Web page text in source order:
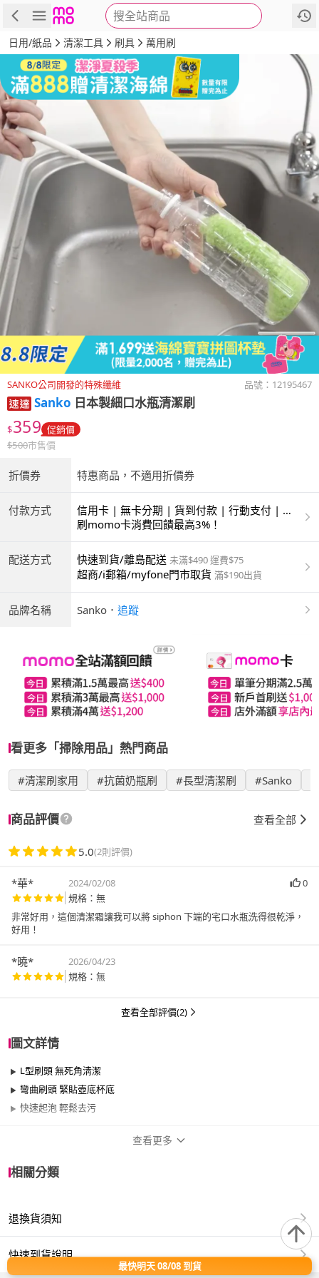
搜全站商品
商品 評價 詳情
日用/紙品 清潔工具 刷具 萬用刷
SANKO公司開發的特殊纖維 品號： 12195467
Sanko 日本製細口水瓶清潔刷
$359 促銷價
$500市售價
折價券 特惠商品，不適用折價券
付款方式
信用卡 | 無卡分期 | 貨到付款 | 行動支付 | 超
商付款 | ATM | 銀聯卡
刷momo卡消費回饋最高3%！
配送方式 快速到貨/離島配送 未滿$490 運費$75
超商/i郵箱/myfone門市取貨 滿$190出貨
品牌名稱 Sanko ． 追蹤
看更多「掃除用品」熱門商品
#清潔刷家用 #抗菌奶瓶刷 #長型清潔刷 #Sanko
商品評價 查看全部
5.0(2則評價)
*華* 2024/02/08
0
規格：無
非常好用，這個清潔霜讓我可以將 siphon 下端的宅口水瓶洗得很乾淨，
好用！
*曉*
2026/04/23
規格：無
查看全部評價(2)
圖文詳情
L型刷頭 無死角淸潔
彎曲刷頭 緊貼壺底杯底
快速起泡 輕鬆去污
適用於
日本SANKO公司開發的特殊纖維
查看更多
相關分類
退換貨須知
快速到貨說明
最快明天 08/08 到貨